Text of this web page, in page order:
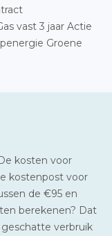
vast 3 jaar Actie
Groene
kosten voor
kostenpost voor
de €95 en
berekenen? Dat
verbruik